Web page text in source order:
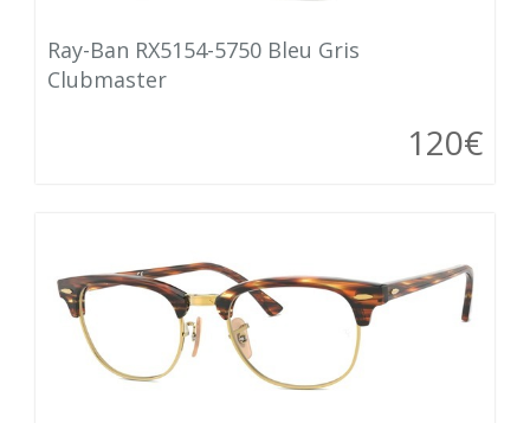
Ray-Ban RX5154-5750 Bleu Gris
Clubmaster
120€